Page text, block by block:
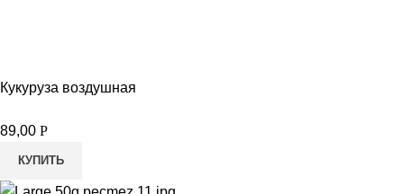
Кукуруза воздушная
89,00 Р
КУПИТЬ